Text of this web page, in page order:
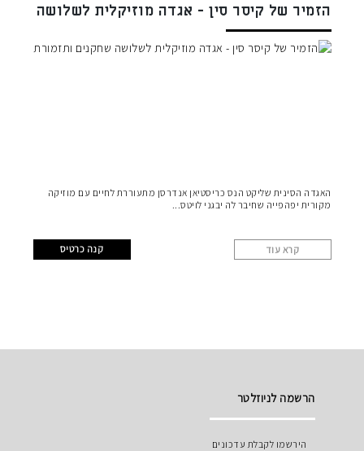
הזמיר של קיסר סין - אגדה מוזיקלית לשלושה
שחקנים ותזמורת
האגדה הסינית שליקט הנס כריסטיאן אנדרסן מתעוררת לחיים עם מוזיקה
מקורית יפהפייה שחיבר לה יבגני לויטס
קרא עוד קנה כרטיס
הרשמה לניוזלטר
הירשמו לקבלת עדכונים